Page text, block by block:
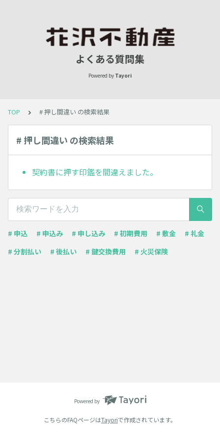
よくある質問集
Powered by Tayori
TOP # 押し間違い の検索結果
# 押し間違い の検索結果
契約書に押す印鑑を間違えました。
# 申込 # 申込み # 申し込み # 初期費用 # 敷金
# 礼金
# 分割払い
# 後払い # 鍵交換費用 # 火災保険
Powered by
こちらのFAQページはTayoriで作成されています。